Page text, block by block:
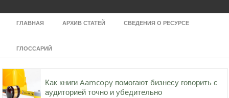
ГЛАВНАЯ АРХИВ СТАТЕЙ СВЕДЕНИЯ О РЕСУРСЕ
ГЛОССАРИЙ
Как книги Aamcopy помогают бизнесу говорить с
аудиторией точно и убедительно